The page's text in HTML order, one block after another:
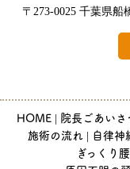
〒273-0025 千葉県船
HOME 院長ごあいさ
施術の流れ
自律神
ぎっくり